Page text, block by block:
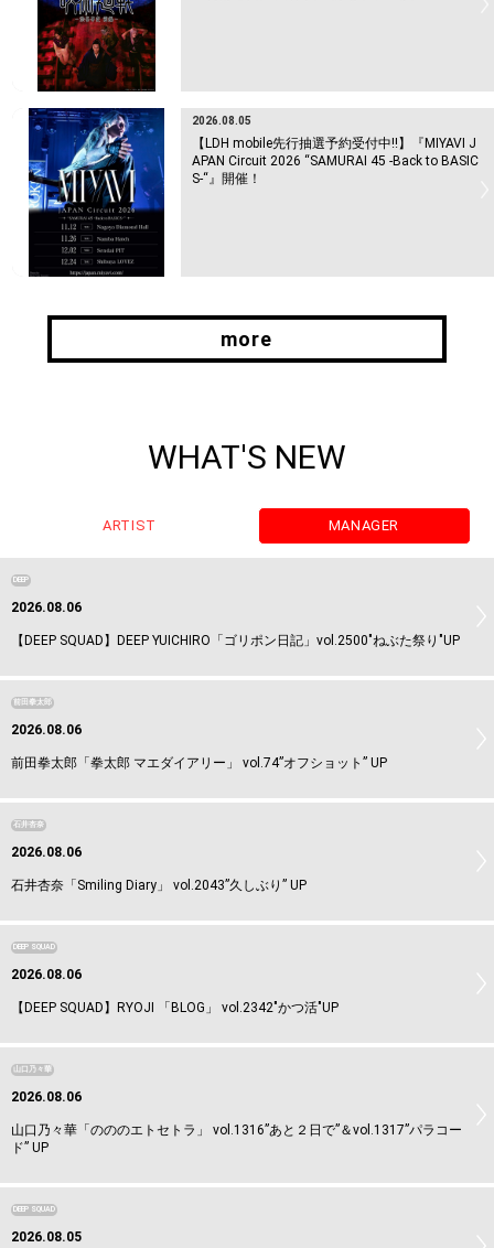
2026.08.05
【LDH mobile先行抽選予約受付中!!】『MIYAVI J
APAN Circuit 2026 “SAMURAI 45 -Back to BASIC
S-“』開催！
more
WHAT'S NEW
ARTIST MANAGER
DEEP
2026.08.06
【DEEP SQUAD】DEEP YUICHIRO「ゴリポン日記」vol.2500"ねぶた祭り"UP
前田拳太郎
2026.08.06
前田拳太郎「拳太郎 マエダイアリー」 vol.74”オフショット” UP
石井杏奈
2026.08.06
石井杏奈「Smiling Diary」 vol.2043”久しぶり” UP
DEEP SQUAD
2026.08.06
【DEEP SQUAD】RYOJI 「BLOG」 vol.2342"かつ活"UP
山口乃々華
2026.08.06
山口乃々華「のののエトセトラ」 vol.1316”あと２日で”＆vol.1317”パラコー
ド” UP
DEEP SQUAD
2026.08.05